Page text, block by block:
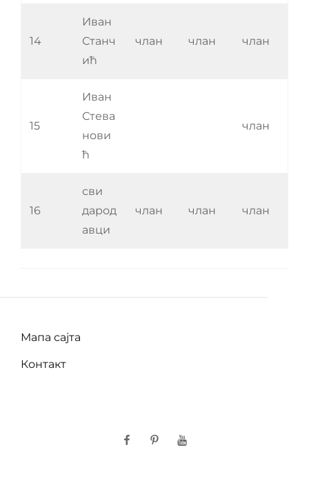
14
Иван
Станч
ић
члан члан члан
15
Иван
Стева
нови
ћ
члан
16
сви
дарод
авци
члан члан члан
Мапа сајта
Контакт
FacebookPinterestYouTube